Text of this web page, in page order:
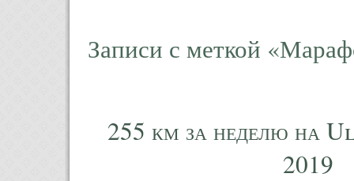
Записи с меткой
255 км за неделю на
2019